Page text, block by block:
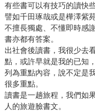
有些書可以有技巧的讀快
譬如千田琢哉或是樺澤紫
不擅長獨處、不懂即時感
書亦都有答案。
出社會後讀書，我很少去
點，或許早就是我的已知
列為重點內容，說不定是
很多重點。
讀書是一趟旅程，我們如
人的旅遊臉書文。